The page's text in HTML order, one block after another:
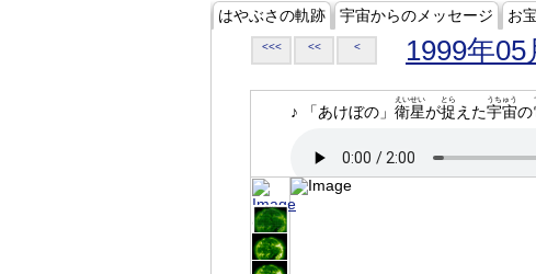
はやぶさの軌跡 宇宙からのメッセージ お
<<< << < 1999年05
♪ 「あけぼの」 衛星
えいせい
が捉
とら
えた宇宙
うちゅう
の